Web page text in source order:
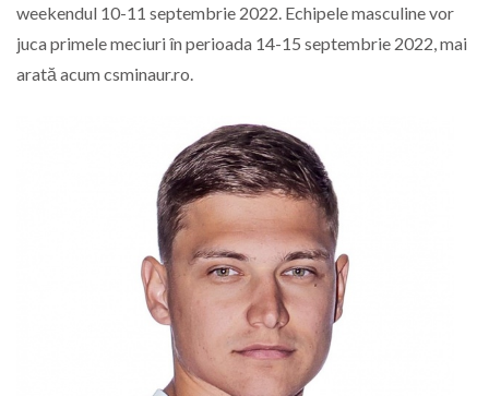
weekendul 10-11 septembrie 2022. Echipele masculine vor
juca primele meciuri în perioada 14-15 septembrie 2022, mai
arată acum csminaur.ro.